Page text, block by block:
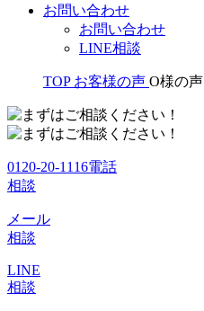
お問い合わせ
お問い合わせ
LINE相談
TOP お客様の声 O様の声
0120-20-1116電話
相談
メール
相談
LINE
相談